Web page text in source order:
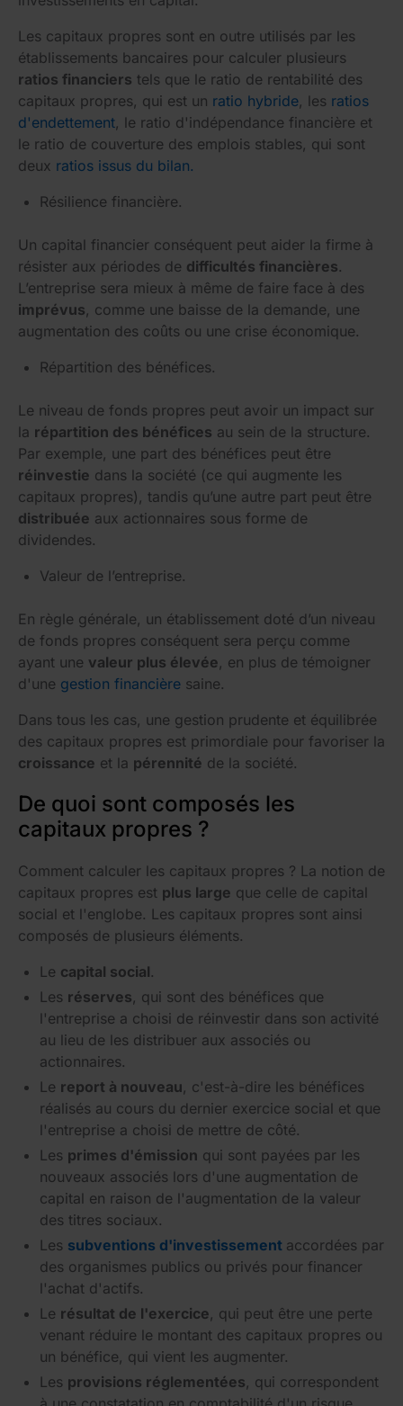
Les capitaux propres sont en outre utilisés par les
établissements bancaires pour calculer plusieurs
ratios financiers tels que le ratio de rentabilité des
capitaux propres, qui est un ratio hybride, les ratios
d'endettement, le ratio d'indépendance financière et
le ratio de couverture des emplois stables, qui sont
deux ratios issus du bilan.
Résilience financière.
Un capital financier conséquent peut aider la firme à
résister aux périodes de difficultés financières.
L’entreprise sera mieux à même de faire face à des
imprévus, comme une baisse de la demande, une
augmentation des coûts ou une crise économique.
Répartition des bénéfices.
Le niveau de fonds propres peut avoir un impact sur
la répartition des bénéfices au sein de la structure.
Par exemple, une part des bénéfices peut être
réinvestie dans la société (ce qui augmente les
capitaux propres), tandis qu’une autre part peut être
distribuée aux actionnaires sous forme de
dividendes.
Valeur de l’entreprise.
En règle générale, un établissement doté d’un niveau
de fonds propres conséquent sera perçu comme
ayant une valeur plus élevée, en plus de témoigner
d'une gestion financière saine.
Dans tous les cas, une gestion prudente et équilibrée
des capitaux propres est primordiale pour favoriser la
croissance et la pérennité de la société.
De quoi sont composés les
capitaux propres ?
Comment calculer les capitaux propres ? La notion de
capitaux propres est plus large que celle de capital
social et l'englobe. Les capitaux propres sont ainsi
composés de plusieurs éléments.
Le capital social.
Les réserves, qui sont des bénéfices que
l'entreprise a choisi de réinvestir dans son activité
au lieu de les distribuer aux associés ou
actionnaires.
Le report à nouveau, c'est-à-dire les bénéfices
réalisés au cours du dernier exercice social et que
l'entreprise a choisi de mettre de côté.
Les primes d'émission qui sont payées par les
nouveaux associés lors d'une augmentation de
capital en raison de l'augmentation de la valeur
des titres sociaux.
Les subventions d'investissement accordées par
des organismes publics ou privés pour financer
l'achat d'actifs.
Le résultat de l'exercice, qui peut être une perte
venant réduire le montant des capitaux propres ou
un bénéfice, qui vient les augmenter.
Les provisions réglementées, qui correspondent